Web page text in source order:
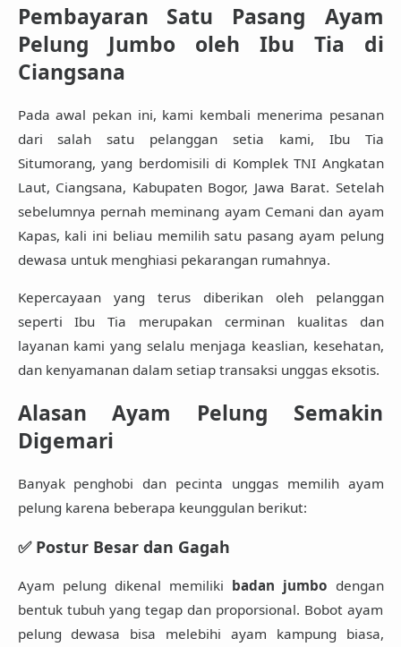
Pembayaran Satu Pasang Ayam
Pelung Jumbo oleh Ibu Tia di
Ciangsana
Pada awal pekan ini, kami kembali menerima pesanan
dari salah satu pelanggan setia kami, Ibu Tia
Situmorang, yang berdomisili di Komplek TNI Angkatan
Laut, Ciangsana, Kabupaten Bogor, Jawa Barat. Setelah
sebelumnya pernah meminang ayam Cemani dan ayam
Kapas, kali ini beliau memilihsatu pasang ayam pelung
dewasa untuk menghiasi pekarangan rumahnya.
Kepercayaan yang terus diberikan oleh pelanggan
seperti Ibu Tia merupakan cerminan kualitas dan
layanankami yang selalu menjaga keaslian, kesehatan,
dan kenyamanan dalam setiap transaksi unggas eksotis.
Alasan Ayam Pelung Semakin
Digemari
Banyak penghobi dan pecinta unggas memilih ayam
pelung karena beberapa keunggulan berikut:
✅ Postur Besar dan Gagah
Ayam pelung dikenal memiliki badan jumbo dengan
bentuk tubuh yang tegap dan proporsional. Bobot ayam
pelung dewasa bisa melebihi ayam kampung biasa,